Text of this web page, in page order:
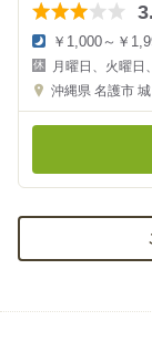
夜
の
金
￥1,000～￥
月曜日、火曜日
沖縄県 名護市